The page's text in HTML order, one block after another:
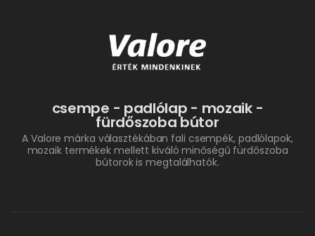
csempe - padlólap - mozaik -
fürdőszoba bútor
A Valore márka választékában fali csempék, padlólapok,
mozaik termékek mellett kiváló minőségű fürdőszoba
bútorok is megtalálhatók.